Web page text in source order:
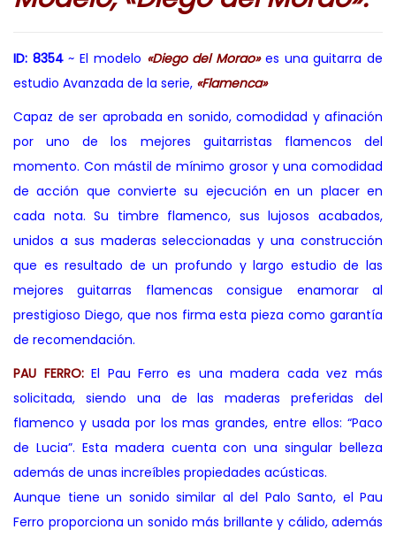
ID: 8354~ El modelo «Diego del Morao» es una guitarra de
estudio Avanzada de la serie, «Flamenca»
Capaz de ser aprobada en sonido, comodidad y afinación
por uno de los mejores guitarristas flamencos del
momento. Con mástil de mínimo grosor y una comodidad
de acción que convierte su ejecución en un placer en
cada nota. Su timbre flamenco, sus lujosos acabados,
unidos a sus maderas seleccionadas y una construcción
que es resultado de un profundo y largo estudio de las
mejores guitarras flamencas consigue enamorar al
prestigioso Diego, que nos firma esta pieza como garantía
de recomendación.
PAU FERRO: El Pau Ferro es una madera cada vez más
solicitada, siendo una de las maderas preferidas del
flamenco y usada por los mas grandes, entre ellos: “Paco
de Lucia”. Esta madera cuenta con una singular belleza
además de unas increíbles propiedades acústicas.
Aunque tiene un sonido similar al del Palo Santo, el Pau
Ferro proporciona un sonido más brillante y cálido, además